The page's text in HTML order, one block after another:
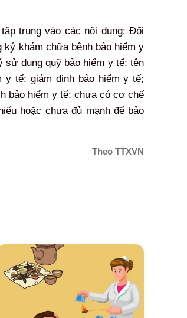
trung vào các nội dung: Đối
khám chữa bệnh bảo hiểm y
sử dụng quỹ bảo hiểm y tế; tên
y tế; giám định bảo hiểm y tế;
bảo hiểm y tế; chưa có cơ chế
hoặc chưa đủ mạnh để bảo
Theo TTXVN